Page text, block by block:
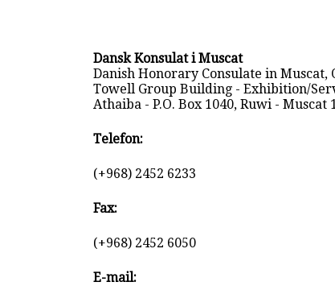
Dansk Konsulat i Muscat
Danish Honorary Consulate in Muscat,
Towell Group Building - Exhibition/
Athaiba - P.O. Box 1040, Ruwi - Muscat
Telefon:
(+968) 2452 6233
Fax:
(+968) 2452 6050
E-mail: